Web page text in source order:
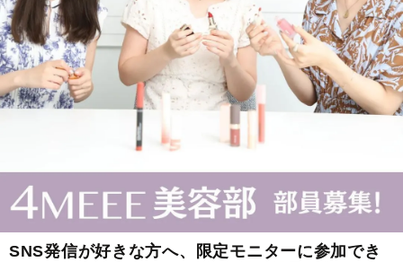
SNS発信が好きな方へ、限定モニターに参加でき